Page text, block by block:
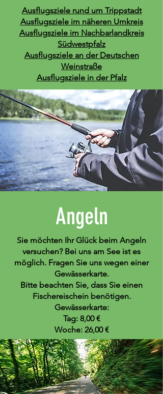
Ausflugsziele rund um Trippstadt
Ausflugsziele im näheren Umkreis
Ausflugsziele im Nachbarlandkreis
Südwestpfalz
Ausflugsziele an der Deutschen
Weinstraße
Ausflugsziele in der Pfalz
Angeln
Sie möchten Ihr Glück beim Angeln
versuchen? Bei uns am See ist es
möglich. Fragen Sie uns wegen einer
Gewässerkarte.
Bitte beachten Sie, dass Sie einen
Fischereischein benötigen.
Gewässerkarte:
Tag: 8,00 €
Woche: 26,00 €